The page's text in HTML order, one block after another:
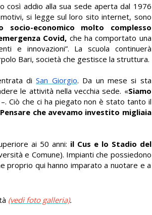
così addio alla sua sede aperta dal 1976
si legge sul loro sito internet, sono
socio-economico molto complesso
Covid, che ha comportato una
e innovazioni”. La scuola continuerà
Bari, società che gestisce la struttura.
diSan Giorgio. Da un mese si sta
le attività nella vecchia sede. «Siamo
Ciò che ci ha piegato non è stato tanto il
Pensare che avevamo investito migliaia
ai 50 anni: il Cus e lo Stadio del
e Comune). Impianti che possiedono
proprio qui hanno imparato a nuotare e a
(vedi foto galleria).